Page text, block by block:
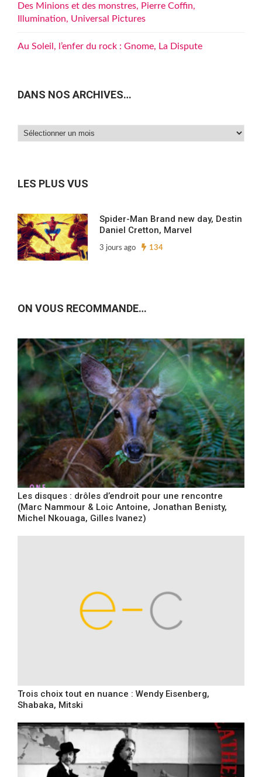
Des Minions et des monstres, Pierre Coffin,
Illumination, Universal Pictures
Au Soleil, l’enfer du rock : Gnome, La Dispute
DANS NOS ARCHIVES…
Dans
LES PLUS VUS
Spider-Man Brand new day, Destin
Daniel Cretton, Marvel
3 jours ago 134
ON VOUS RECOMMANDE…
Les disques : drôles d’endroit pour une rencontre
(Marc Nammour & Loic Antoine, Jonathan Benisty,
Michel Nkouaga, Gilles Ivanez)
Trois choix tout en nuance : Wendy Eisenberg,
Shabaka, Mitski